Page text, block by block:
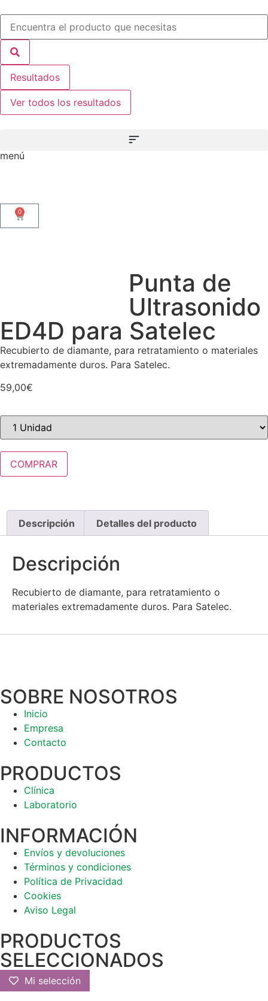
Resultados
Ver todos los resultados
menú
0
Punta de
Ultrasonido
ED4D para Satelec
Recubierto de diamante, para retratamiento o materiales
extremadamente duros. Para Satelec.
59,00€
COMPRAR
Descripción Detalles del producto
Descripción
Recubierto de diamante, para retratamiento o
materiales extremadamente duros. Para Satelec.
SOBRE NOSOTROS
Inicio
Empresa
Contacto
PRODUCTOS
Clínica
Laboratorio
INFORMACIÓN
Envíos y devoluciones
Términos y condiciones
Política de Privacidad
Cookies
Aviso Legal
PRODUCTOS
SELECCIONADOS
Mi selección